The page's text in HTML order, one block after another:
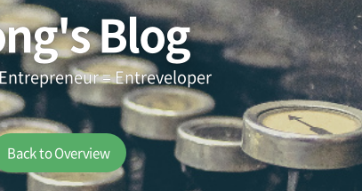
Blog
= Entreveloper
Back to Overview